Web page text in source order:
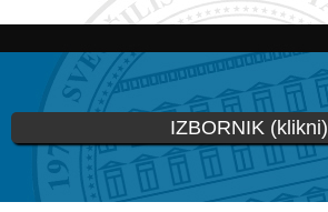
Skip to
content
IZBORNIK (klikni)